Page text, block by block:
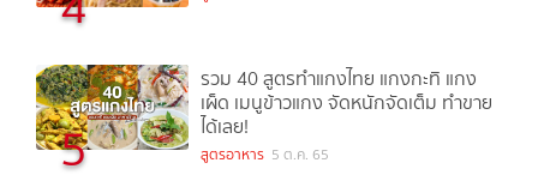
5
รวม 40 สูตรทำแกงไทย แกงกะทิ แกง
เผ็ด เมนูข้าวแกง จัดหนักจัดเต็ม ทำขาย
ได้เลย!
สูตรอาหาร 5 ต.ค. 65